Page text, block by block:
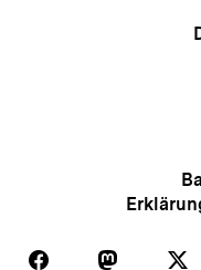
Auf